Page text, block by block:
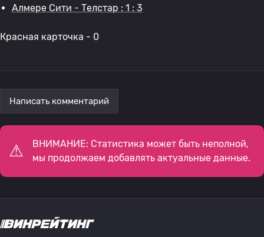
Алмере Сити - Телстар : 1 : 3
Красная карточка - 0
Написать комментарий
ВНИМАНИЕ: Статистика может быть неполной,
мы продолжаем добавлять актуальные данные.